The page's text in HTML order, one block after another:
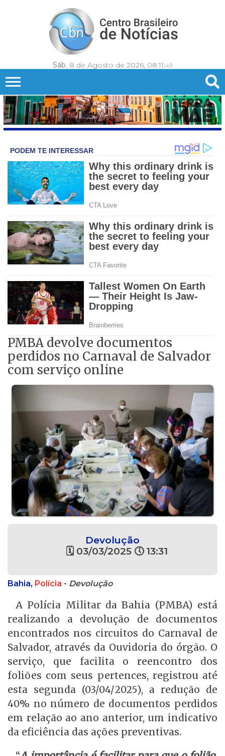
Sáb , 8 de Agosto de 2026, 08:11:51
PMBA devolve documentos
perdidos no Carnaval de Salvador
com serviço online
Devolução
🗓 03/03/2025 🕔 13:31
Bahia, Polícia - Devolução
A Polícia Militar da Bahia (PMBA) está
realizando a devolução de documentos
encontrados nos circuitos do Carnaval de
Salvador, através da Ouvidoria do órgão. O
serviço, que facilita o reencontro dos
foliões com seus pertences, registrou até
esta segunda (03/04/2025), a redução de
40% no número de documentos perdidos
em relação ao ano anterior, um indicativo
da eficiência das ações preventivas.